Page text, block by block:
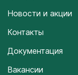
Новости и акции
Контакты
Документация
Вакансии